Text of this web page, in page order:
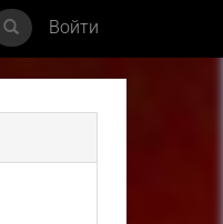
Войти